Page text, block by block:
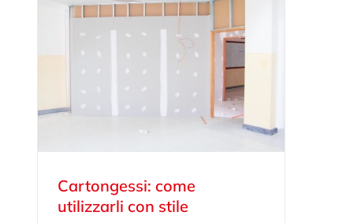
Cartongessi: come
utilizzarli con stile